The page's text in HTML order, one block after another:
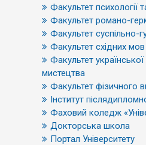
Факультет психології
Факультет романо-
Факультет суспільно-
Факультет східних мов
Факультет української
мистецтва
Факультет фізичного
Інститут
Фаховий коледж
Докторська школа
Портал Університету